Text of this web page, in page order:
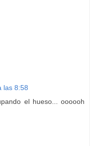
las 8:58
el hueso... oooooh